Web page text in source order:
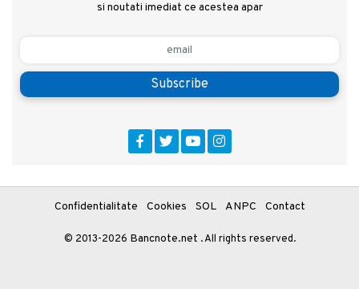
si noutati imediat ce acestea apar
Subscribe
© 2013-2026 Bancnote.net . All rights reserved.
Confidentialitate Cookies SOL ANPC Contact